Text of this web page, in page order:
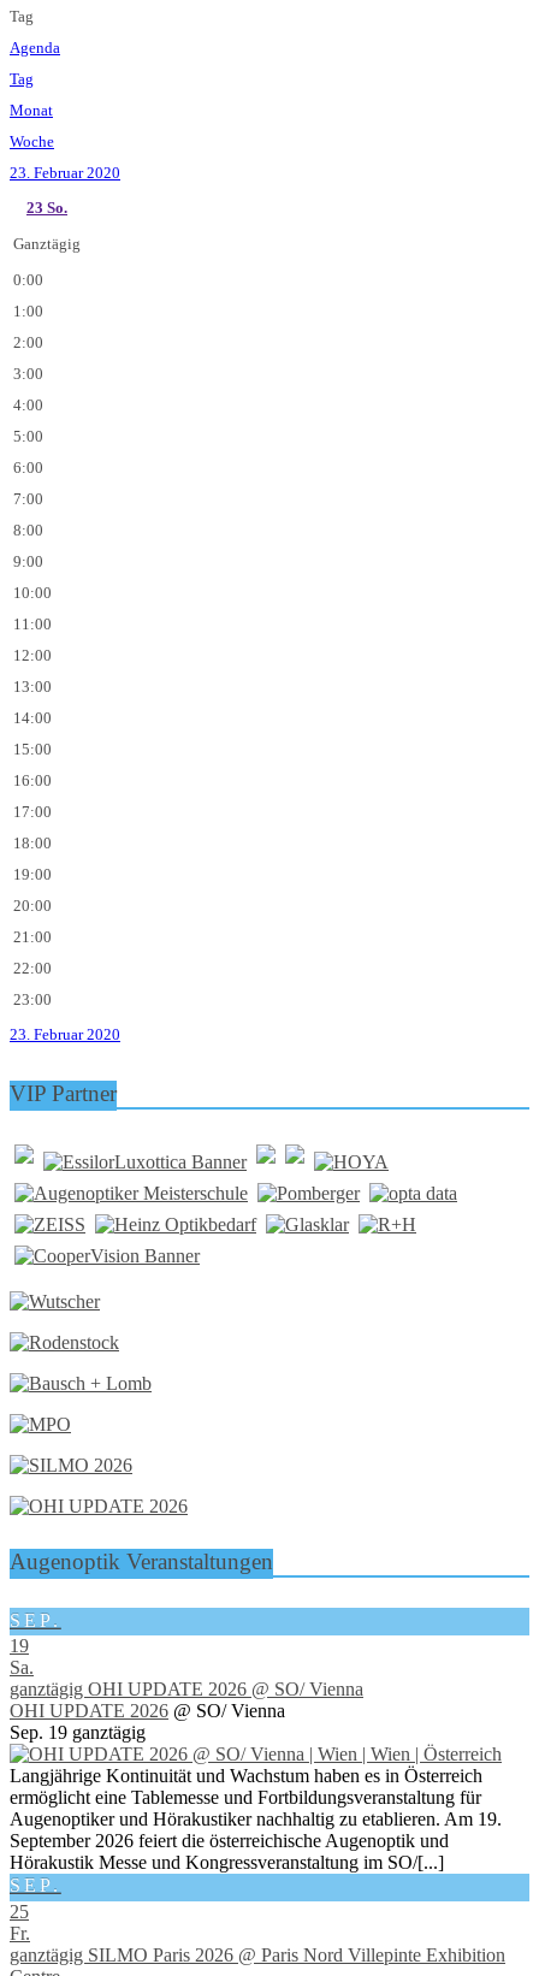
Tag
Agenda
Tag
Monat
Woche
23. Februar 2020
23 So.
Ganztägig
0:00
1:00
2:00
3:00
4:00
5:00
6:00
7:00
8:00
9:00
10:00
11:00
12:00
13:00
14:00
15:00
16:00
17:00
18:00
19:00
20:00
21:00
22:00
23:00
23. Februar 2020
VIP Partner
Augenoptik Veranstaltungen
SEP.
19
Sa.
ganztägig OHI UPDATE 2026 @ SO/ Vienna
OHI UPDATE 2026 @ SO/ Vienna
Sep. 19 ganztägig
Langjährige Kontinuität und Wachstum haben es in Österreich
ermöglicht eine Tablemesse und Fortbildungsveranstaltung für
Augenoptiker und Hörakustiker nachhaltig zu etablieren. Am 19.
September 2026 feiert die österreichische Augenoptik und
Hörakustik Messe und Kongressveranstaltung im SO/[...]
SEP.
25
Fr.
ganztägig SILMO Paris 2026 @ Paris Nord Villepinte Exhibition